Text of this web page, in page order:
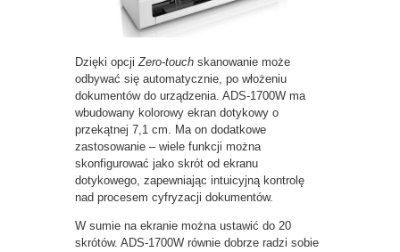
Dzięki opcjiZero-touch skanowanie może
odbywać się automatycznie, po włożeniu
dokumentów do urządzenia. ADS-1700W ma
wbudowany kolorowy ekran dotykowy o
przekątnej 7,1 cm. Ma on dodatkowe
zastosowanie – wiele funkcji można
skonfigurować jako skrót od ekranu
dotykowego, zapewniając intuicyjną kontrolę
nad procesem cyfryzacji dokumentów.
W sumie na ekranie można ustawić do 20
skrótów. ADS-1700W równie dobrze radzi sobie